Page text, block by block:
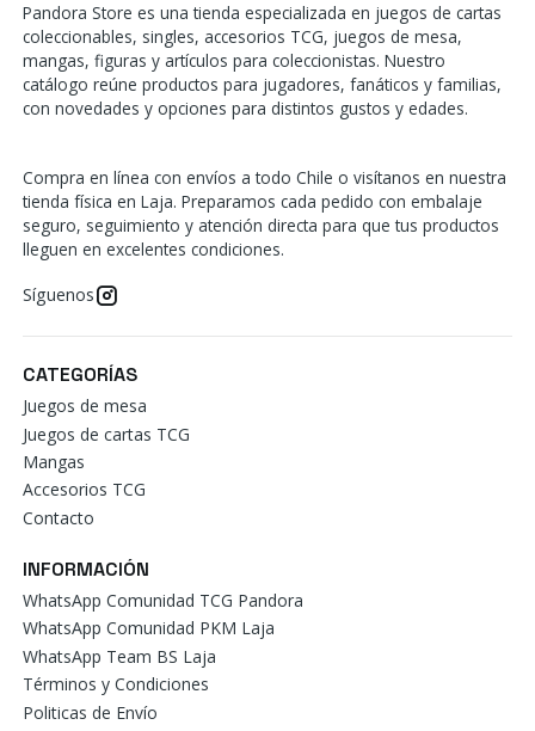
Pandora Store es una tienda especializada en juegos de cartas
coleccionables, singles, accesorios TCG, juegos de mesa,
mangas, figuras y artículos para coleccionistas. Nuestro
catálogo reúne productos para jugadores, fanáticos y familias,
con novedades y opciones para distintos gustos y edades.
Compra en línea con envíos a todo Chile o visítanos en nuestra
tienda física en Laja. Preparamos cada pedido con embalaje
seguro, seguimiento y atención directa para que tus productos
lleguen en excelentes condiciones.
Síguenos
CATEGORÍAS
Juegos de mesa
Juegos de cartas TCG
Mangas
Accesorios TCG
Contacto
INFORMACIÓN
WhatsApp Comunidad TCG Pandora
WhatsApp Comunidad PKM Laja
WhatsApp Team BS Laja
Términos y Condiciones
Politicas de Envío